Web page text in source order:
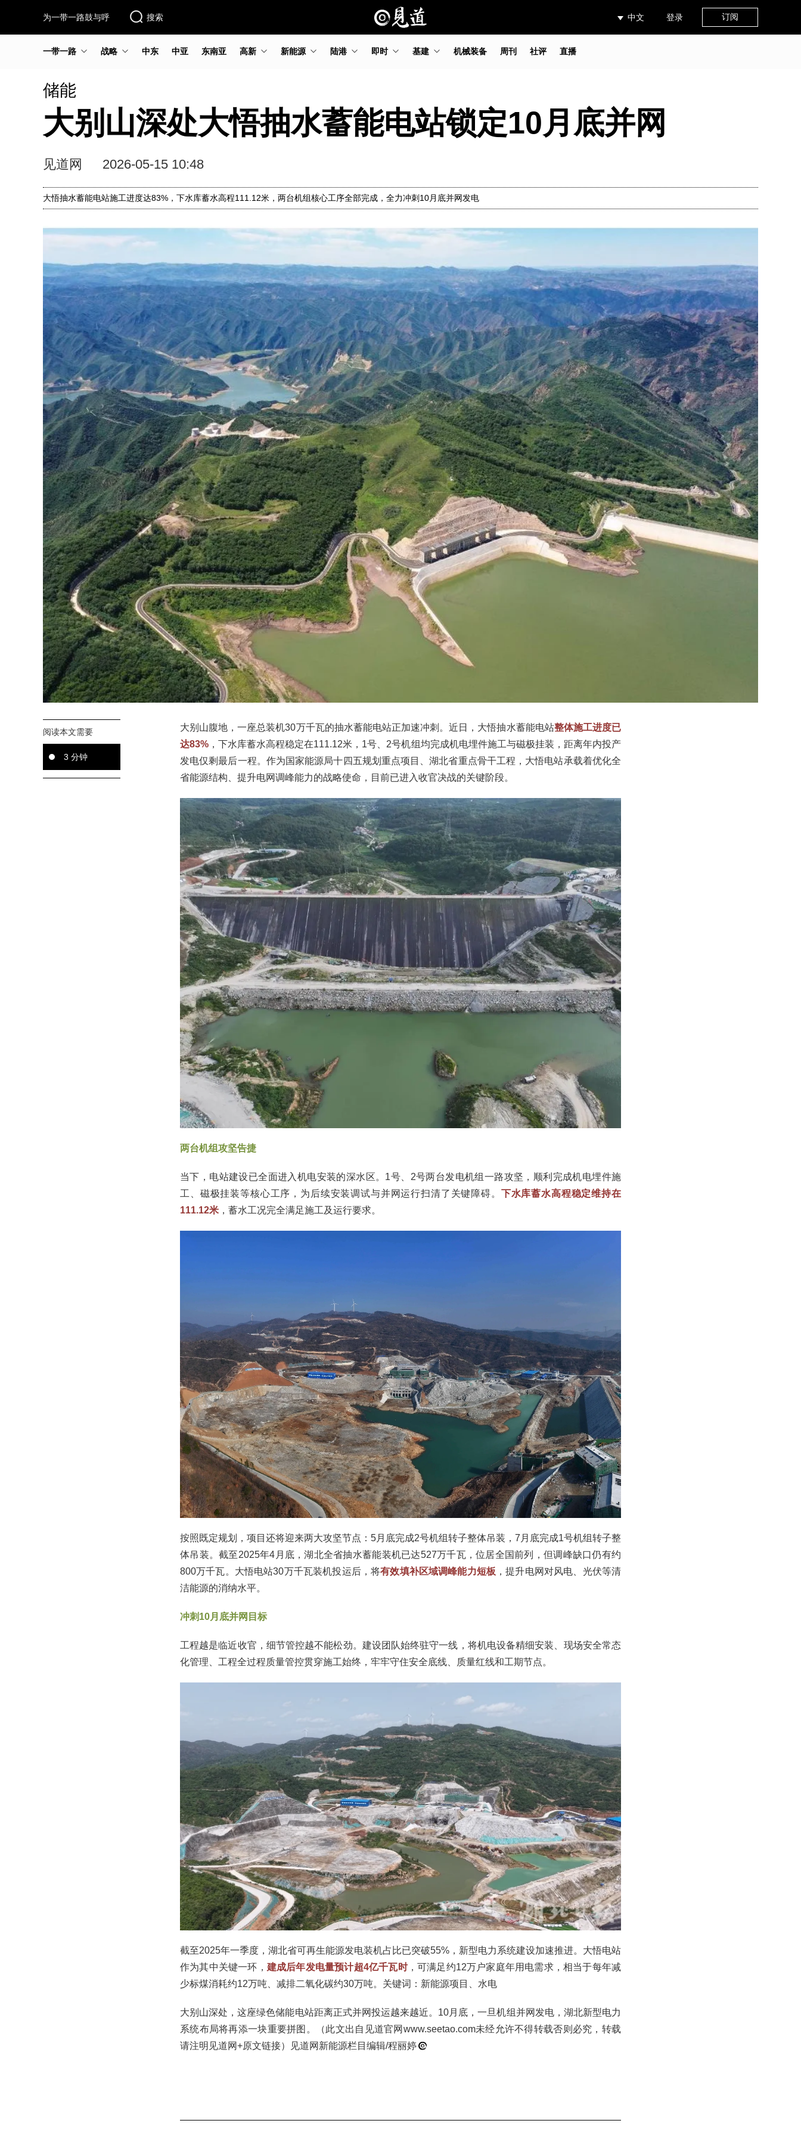
为一带一路鼓与呼 搜索 中文 登录 订阅
一带一路 战略 中东 中亚 东南亚 高新 新能源 陆港 即时 基建 机械装备 周刊 社评 直播
储能
大别山深处大悟抽水蓄能电站锁定10月底并网
见道网 2026-05-15 10:48
大悟抽水蓄能电站施工进度达83%，下水库蓄水高程111.12米，两台机组核心工序全部完成，全力冲刺10月底并网发电
阅读本文需要
3 分钟
大别山腹地，一座总装机30万千瓦的抽水蓄能电站正加速冲刺。近日，大悟抽水蓄能电站整体施工进度已
达83% ，下水库蓄水高程稳定在111.12米，1号、2号机组均完成机电埋件施工与磁极挂装，距离年内投产
发电仅剩最后一程。作为国家能源局十四五规划重点项目、湖北省重点骨干工程，大悟电站承载着优化全
省能源结构、提升电网调峰能力的战略使命，目前已进入收官决战的关键阶段。
两台机组攻坚告捷
当下，电站建设已全面进入机电安装的深水区。1号、2号两台发电机组一路攻坚，顺利完成机电埋件施
工、磁极挂装等核心工序，为后续安装调试与并网运行扫清了关键障碍。 下水库蓄水高程稳定维持在
111.12米 ，蓄水工况完全满足施工及运行要求。
按照既定规划，项目还将迎来两大攻坚节点：5月底完成2号机组转子整体吊装，7月底完成1号机组转子整
体吊装。截至2025年4月底，湖北全省抽水蓄能装机已达527万千瓦，位居全国前列，但调峰缺口仍有约
800万千瓦。大悟电站30万千瓦装机投运后，将有效填补区域调峰能力短板 ，提升电网对风电、光伏等清
洁能源的消纳水平。
冲刺10月底并网目标
工程越是临近收官，细节管控越不能松劲。建设团队始终驻守一线，将机电设备精细安装、现场安全常态
化管理、工程全过程质量管控贯穿施工始终，牢牢守住安全底线、质量红线和工期节点。
截至2025年一季度，湖北省可再生能源发电装机占比已突破55%，新型电力系统建设加速推进。大悟电站
作为其中关键一环， 建成后年发电量预计超4亿千瓦时，可满足约12万户家庭年用电需求，相当于每年减
少标煤消耗约12万吨、减排二氧化碳约30万吨。关键词：新能源项目、水电
大别山深处，这座绿色储能电站距离正式并网投运越来越近。10月底，一旦机组并网发电，湖北新型电力
系统布局将再添一块重要拼图。（此文出自见道官网www.seetao.com未经允许不得转载否则必究，转载
请注明见道网+原文链接）见道网新能源栏目编辑/程丽婷